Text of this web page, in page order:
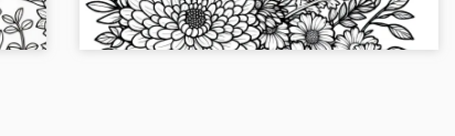
boyama sayfasını indir!...